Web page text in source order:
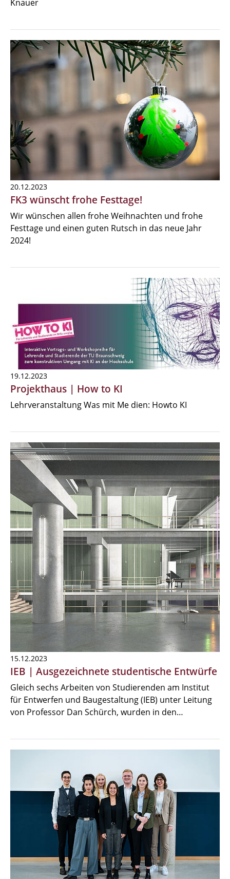
Knauer
20.12.2023
FK3 wünscht frohe Festtage!
Wir wünschen allen frohe Weihnachten und frohe
Festtage und einen guten Rutsch in das neue Jahr
2024!
19.12.2023
Projekthaus | How to KI
Lehrveranstaltung Was mit Me dien: Howto KI
15.12.2023
IEB | Ausgezeichnete studentische Entwürfe
Gleich sechs Arbeiten von Studierenden am Institut
für Entwerfen und Baugestaltung (IEB) unter Leitung
von Professor Dan Schürch, wurden in den…